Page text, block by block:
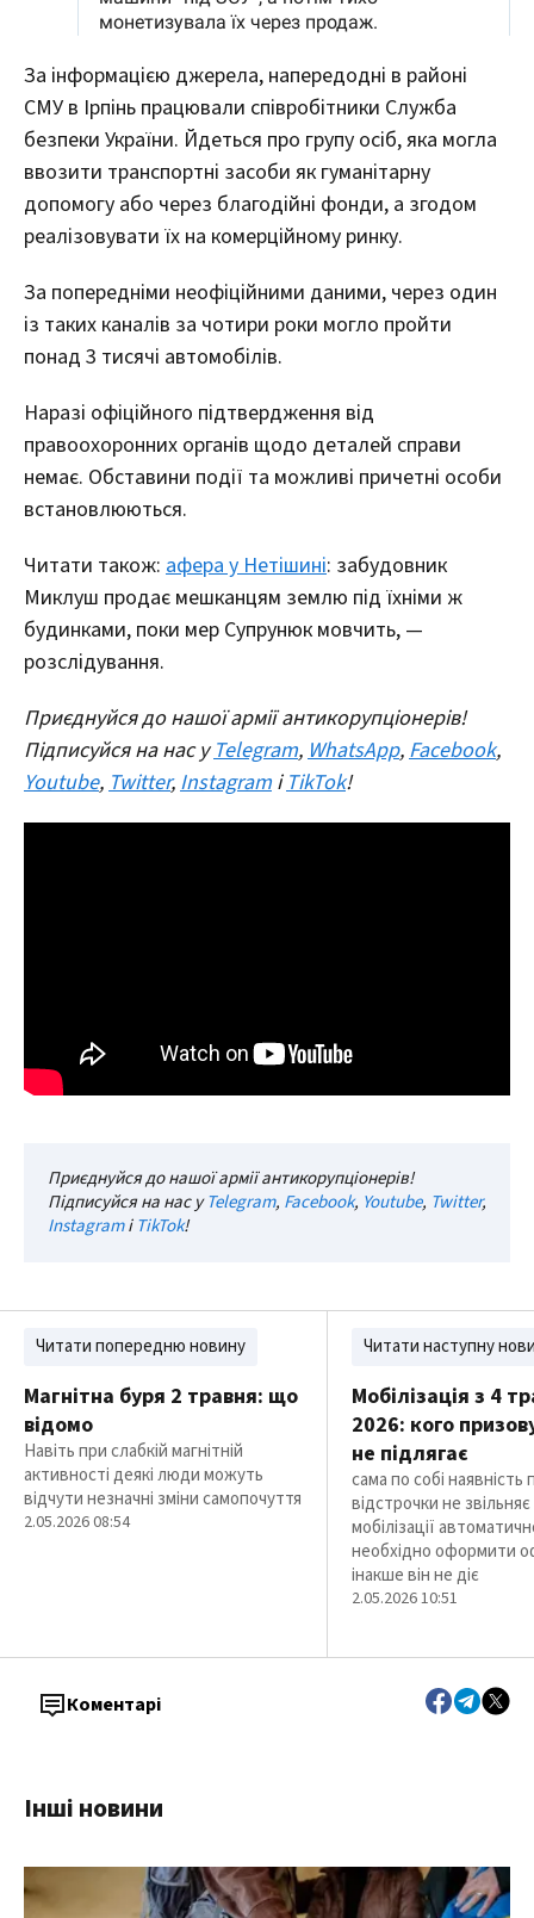
За інформацією джерела, напередодні в районі
СМУ в Ірпінь працювали співробітники Служба
безпеки України. Йдеться про групу осіб, яка могла
ввозити транспортні засоби як гуманітарну
допомогу або через благодійні фонди, а згодом
реалізовувати їх на комерційному ринку.
За попередніми неофіційними даними, через один
із таких каналів за чотири роки могло пройти
понад 3 тисячі автомобілів.
Наразі офіційного підтвердження від
правоохоронних органів щодо деталей справи
немає. Обставини події та можливі причетні особи
встановлюються.
Читати також: афера у Нетішині: забудовник
Миклуш продає мешканцям землю під їхніми ж
будинками, поки мер Супрунюк мовчить, —
розслідування.
Приєднуйся до нашої армії антикорупціонерів!
Підписуйся на нас уTelegram, WhatsApp, Facebook,
Youtube, Twitter, Instagram і TikTok!
Приєднуйся до нашої армії антикорупціонерів!
Підписуйся на нас уTelegram, Facebook, Youtube, Twitter,
InstagramіTikTok!
Читати попередню новину
Магнітна буря 2 травня: що
відомо
Навіть при слабкій магнітній
активності деякі люди можуть
відчути незначні зміни самопочуття
2.05.2026 08:54
Читати наступну
Мобілізація з 4
2026: кого
не підлягає
сама по собі наявність
відстрочки не звільняє
мобілізації
необхідно оформити
інакше він не діє
2.05.2026 10:51
Коментарі
Інші новини